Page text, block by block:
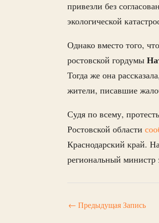
привезли без
экологической
Однако вместо того,
ростовской гордумы
Тогда же она
жители, писавшие
Судя по всему,
Ростовской области
Краснодарский край.
региональный министр
← Предыдущая Запись